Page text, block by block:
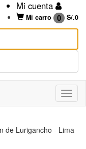
Mi cuenta
Mi carro 0 S/.0
de Lurigancho - Lima